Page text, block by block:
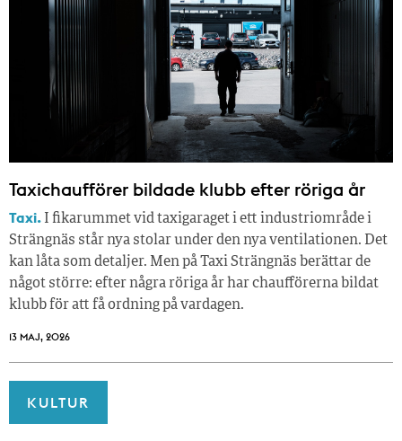
Taxichaufförer bildade klubb efter röriga år
Taxi. I fikarummet vid taxigaraget i ett industriområde i
Strängnäs står nya stolar under den nya ventilationen. Det
kan låta som detaljer. Men på Taxi Strängnäs berättar de
något större: efter några röriga år har chaufförerna bildat
klubb för att få ordning på vardagen.
13 MAJ, 2026
KULTUR